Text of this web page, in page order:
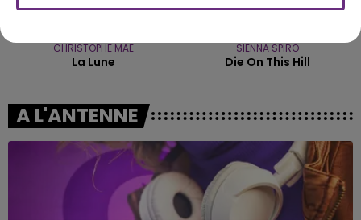
CHRISTOPHE MAE
La Lune
SIENNA SPIRO
Die On This Hill
A L'ANTENNE